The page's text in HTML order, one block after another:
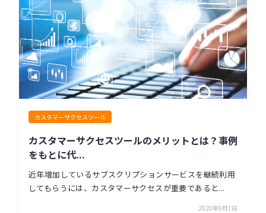
カスタマーサクセスツール
カスタマーサクセスツールのメリットとは？事例
をもとに代...
近年増加しているサブスクリプションサービスを継続利用
してもらうには、カスタマーサクセスが重要であると...
2020年9月1日